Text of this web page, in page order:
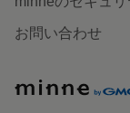
お問い合わせ